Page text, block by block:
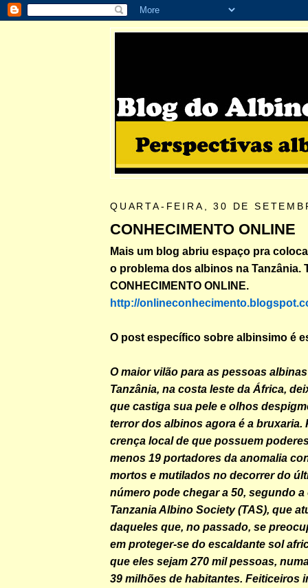
QUARTA-FEIRA, 30 DE
CONHECIMENTO ONLINE
Mais um blog abriu espaço pra
o problema dos albinos na Tanzânia.
CONHECIMENTO ONLINE.
http://
O post específico sobre albinsimo é
O maior vilão para as pessoas
Tanzânia, na costa leste da África,
que castiga sua pele e olhos
terror dos albinos agora é a bruxaria.
crença local de que possuem
menos 19 portadores da anomalia
mortos e mutilados no decorrer do
número pode chegar a 50, segundo
Tanzania Albino Society (TAS), que
daqueles que, no passado, se
em proteger-se do escaldante sol
que eles sejam 270 mil pessoas,
39 milhões de habitantes. Feiticeiros